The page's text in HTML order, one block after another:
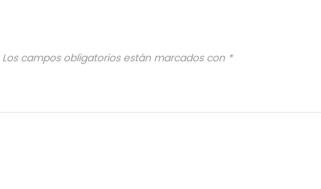
Los campos obligatorios están marcados con *